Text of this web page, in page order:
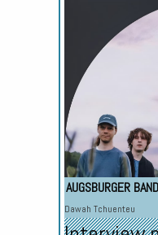
AUGSBURGER
Dawah Tchuenteu